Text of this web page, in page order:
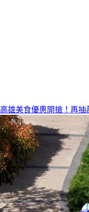
高雄美食優惠開搶！再抽